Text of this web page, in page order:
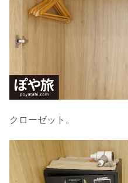
クローゼット。